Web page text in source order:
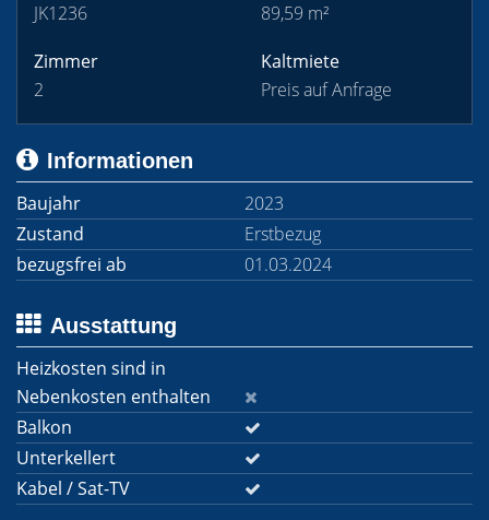
JK1236
89,59 m²
Zimmer
2
Kaltmiete
Preis auf Anfrage
Informationen
Baujahr
2023
Zustand
Erstbezug
bezugsfrei ab
01.03.2024
Ausstattung
Heizkosten sind in
Nebenkosten enthalten
Balkon
Unterkellert
Kabel / Sat-TV